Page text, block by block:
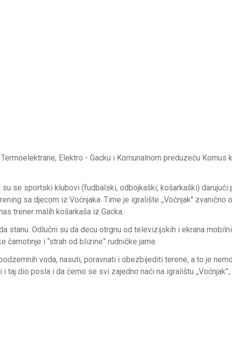
Elektro - Gacku i Komunalnom preduzeću Komus
su se sportski klubovi (fudbalski, odbojkaški, košarkaški) darujući
sa djecom iz Voćnjaka. Time je igralište ,,Voćnjak" zvanično
trener malih košarkaša iz Gacka.
stanu. Odlučni su da decu otrgnu od televizijskih i ekrana
čamotinje i “strah od blizine” rudničke jame.
voda, nasuti, poravnati i obezbijediti terene, a to je
taj dio posla i da ćemo se svi zajedno naći na igralištu